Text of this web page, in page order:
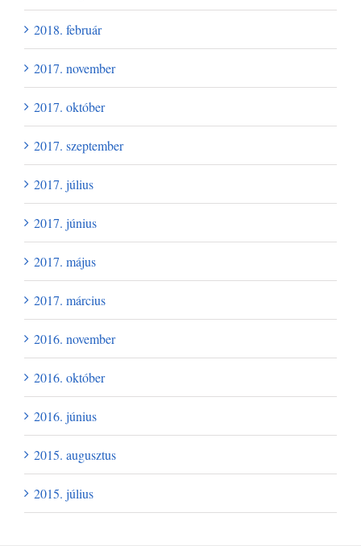
2018. február
2017. november
2017. október
2017. szeptember
2017. július
2017. június
2017. május
2017. március
2016. november
2016. október
2016. június
2015. augusztus
2015. július